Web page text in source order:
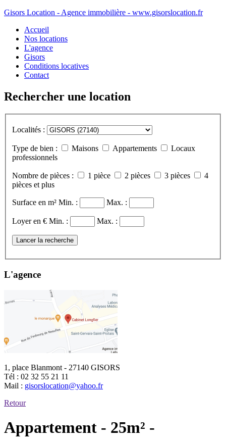
Gisors Location - Agence immobilière - www.gisorslocation.fr
Accueil
Nos locations
L'agence
Gisors
Conditions locatives
Contact
Rechercher une location
Localités :
Type de bien : Maisons Appartements
Locaux
professionnels
Nombre de pièces : 1 pièce 2 pièces 3 pièces
4
pièces et plus
Surface en m² Min. : Max. :
Loyer en € Min. : Max. :
Lancer la recherche
L'agence
1, place Blanmont - 27140 GISORS
Tél : 02 32 55 21 11
Mail : gisorslocation@yahoo.fr
Retour
Appartement - 25m² -